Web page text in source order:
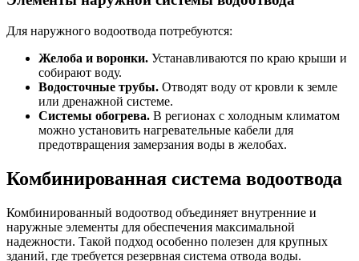
Для наружного водоотвода потребуются:
Желоба и воронки. Устанавливаются по краю крыши и
собирают воду.
Водосточные трубы. Отводят воду от кровли к земле
или дренажной системе.
Системы обогрева. В регионах с холодным климатом
можно установить нагревательные кабели для
предотвращения замерзания воды в желобах.
Комбинированная система водоотвода
Комбинированный водоотвод объединяет внутренние и
наружные элементы для обеспечения максимальной
надежности. Такой подход особенно полезен для крупных
зданий, где требуется резервная система отвода воды.